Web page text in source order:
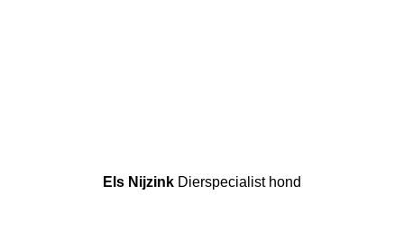
Els Nijzink Dierspecialist hond